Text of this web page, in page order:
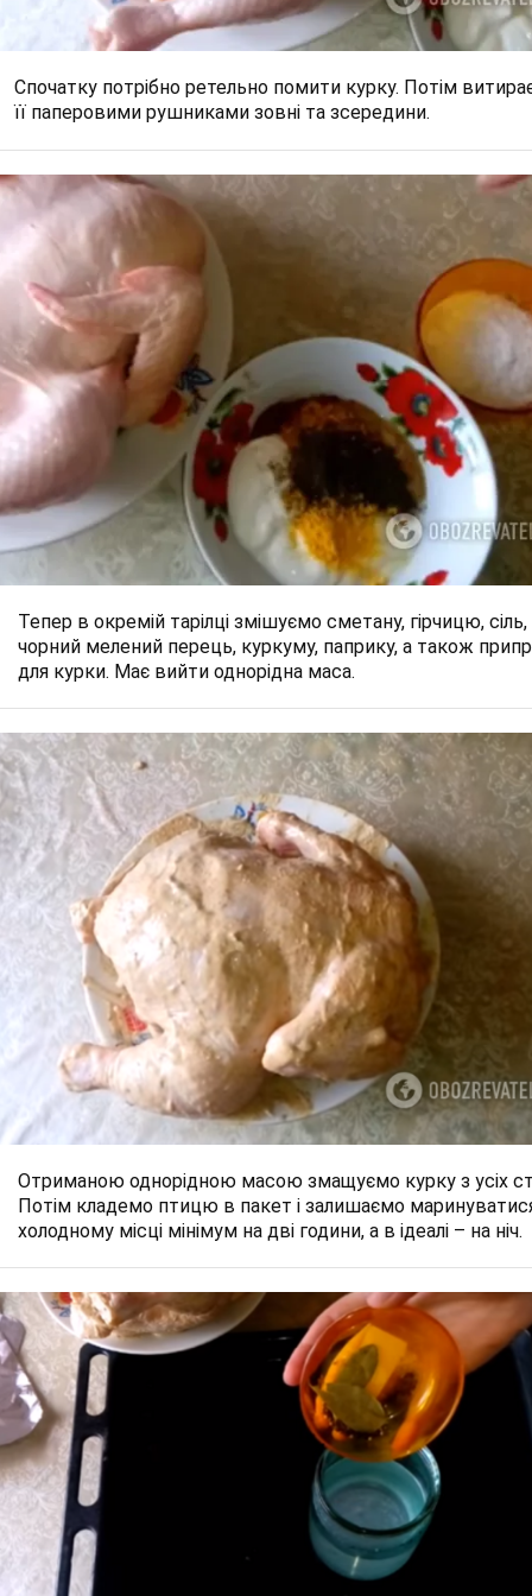
Спочатку потрібно ретельно помити курку. Потім
її паперовими рушниками зовні та зсередини.
Тепер в окремій тарілці змішуємо сметану, гірчицю, сіль,
чорний мелений перець, куркуму, паприку, а також
для курки. Має вийти однорідна маса.
Отриманою однорідною масою змащуємо курку з усіх
Потім кладемо птицю в пакет і залишаємо
холодному місці мінімум на дві години, а в ідеалі – на ніч.